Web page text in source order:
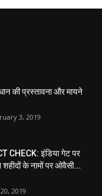
की प्रस्तावना और मायने
3, 2019
CHECK: इंडिया गेट पर
के नामों पर ओवैसी...
2019